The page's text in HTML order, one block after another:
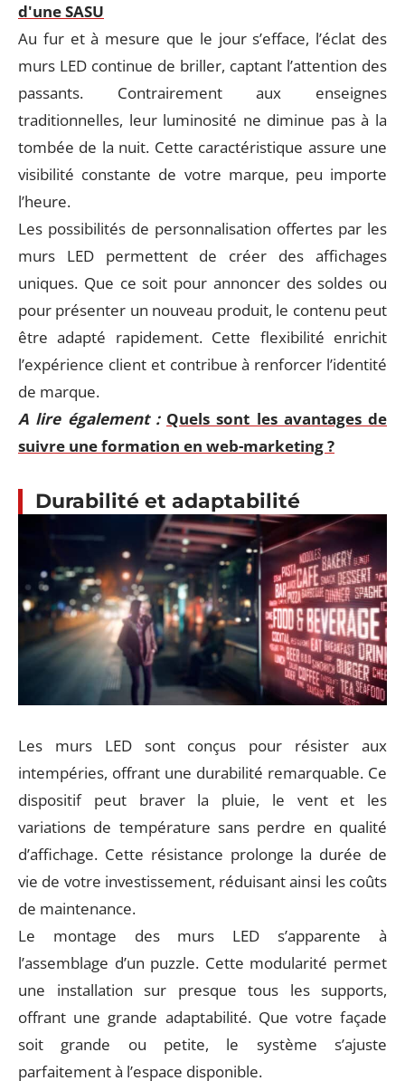
d'une SASU
Au fur et à mesure que le jour s’efface, l’éclat des
murs LED continue de briller, captant l’attention des
passants. Contrairement aux enseignes
traditionnelles, leur luminosité ne diminue pas à la
tombée de la nuit. Cette caractéristique assure une
visibilité constante de votre marque, peu importe
l’heure.
Les possibilités de personnalisation offertes par les
murs LED permettent de créer des affichages
uniques. Que ce soit pour annoncer des soldes ou
pour présenter un nouveau produit, le contenu peut
être adapté rapidement. Cette flexibilité enrichit
l’expérience client et contribue à renforcer l’identité
de marque.
A lire également : Quels sont les avantages de
suivre une formation en web-marketing ?
Durabilité et adaptabilité
Les murs LED sont conçus pour résister aux
intempéries, offrant une durabilité remarquable. Ce
dispositif peut braver la pluie, le vent et les
variations de température sans perdre en qualité
d’affichage. Cette résistance prolonge la durée de
vie de votre investissement, réduisant ainsi les coûts
de maintenance.
Le montage des murs LED s’apparente à
l’assemblage d’un puzzle. Cette modularité permet
une installation sur presque tous les supports,
offrant une grande adaptabilité. Que votre façade
soit grande ou petite, le système s’ajuste
parfaitement à l’espace disponible.